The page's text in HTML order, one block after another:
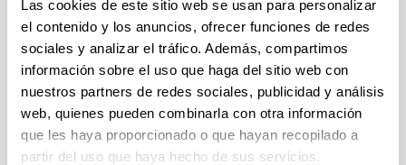
Las cookies de este sitio web se usan para personalizar
el contenido y los anuncios, ofrecer funciones de redes
sociales y analizar el tráfico. Además, compartimos
información sobre el uso que haga del sitio web con
nuestros partners de redes sociales, publicidad y análisis
web, quienes pueden combinarla con otra información
que les haya proporcionado o que hayan recopilado a
partir del uso que haya hecho de sus servicios.
Persona, Familia y Patrimonio
Personal investigador:
Gorka Galicia Aizpurua, Jon Atxutegi Gutierrez, Leire
Imaz Zubiaur, Sandra Castellanos Cámara, Ana
Suyapa Fernández-Sancho Tahoces, Mario